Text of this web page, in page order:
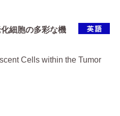
細胞の多彩な機
Cells within the Tumor